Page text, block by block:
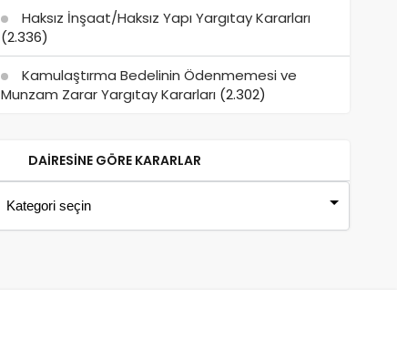
Haksız İnşaat/Haksız Yapı Yargıtay Kararları
(2.336)
Kamulaştırma Bedelinin Ödenmemesi ve
Munzam Zarar Yargıtay Kararları (2.302)
DAIRESINE GÖRE KARARLAR